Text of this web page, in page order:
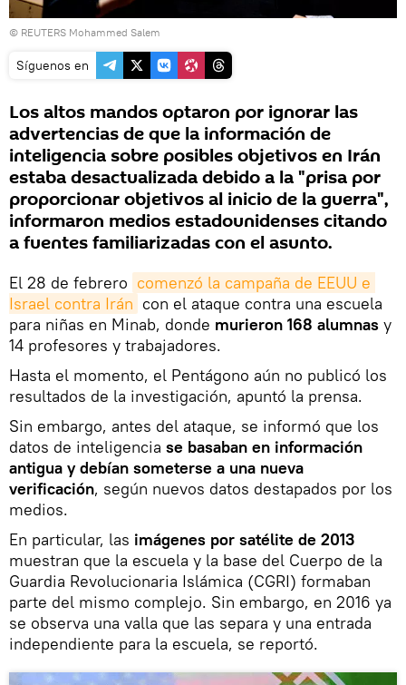
© REUTERS Mohammed Salem
Síguenos en
Los altos mandos optaron por ignorar las
advertencias de que la información de
inteligencia sobre posibles objetivos en Irán
estaba desactualizada debido a la "prisa por
proporcionar objetivos al inicio de la guerra",
informaron medios estadounidenses citando
a fuentes familiarizadas con el asunto.
El 28 de febrero comenzó la campaña de EEUU e
Israel contra Irán con el ataque contra una escuela
para niñas en Minab, donde murieron 168 alumnas y
14 profesores y trabajadores.
Hasta el momento, el Pentágono aún no publicó los
resultados de la investigación, apuntó la prensa.
Sin embargo, antes del ataque, se informó que los
datos de inteligencia se basaban en información
antigua y debían someterse a una nueva
verificación, según nuevos datos destapados por los
medios.
En particular, las imágenes por satélite de 2013
muestran que la escuela y la base del Cuerpo de la
Guardia Revolucionaria Islámica (CGRI) formaban
parte del mismo complejo. Sin embargo, en 2016 ya
se observa una valla que las separa y una entrada
independiente para la escuela, se reportó.